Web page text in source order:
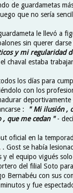
de guardametas
que no sería
le llevó a
sin querer
y mi regularidad
chaval estaba
los días para
con los
:
" Mi ilusión ,
, que me cedan "-
oficial en la
. Gost se había
y el equipo vigués
del filial Soto
Bernabéu con sus
y fue